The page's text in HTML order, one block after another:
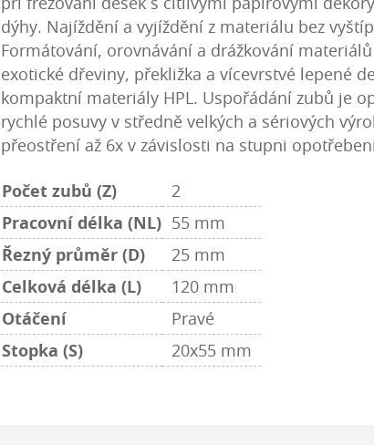
dýhy. Najíždění a vyjíždění z materiálu bez
Formátování, orovnávání a drážkování materiálů
exotické dřeviny, překližka a vícevrstvé lepené
kompaktní materiály HPL. Uspořádání zubů je
rychlé posuvy v středně velkých a sériových
přeostření až 6x v závislosti na stupni
Počet zubů (Z)
2
Pracovní délka (NL) 55 mm
Řezný průměr (D)
25 mm
Celková délka (L)
120 mm
Otáčení
Pravé
Stopka (S)
20x55 mm